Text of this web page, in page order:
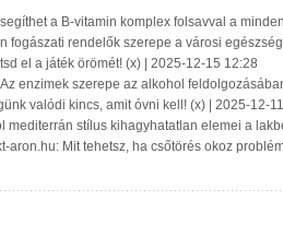
a B-vitamin komplex folsavval a
fogászati rendelők szerepe a városi
el a játék örömét! (x) | 2025-12-15 12:28
enzimek szerepe az alkohol
valódi kincs, amit óvni kell! (x) | 2025-12-
mediterrán stílus kihagyhatatlan elemei a
aron.hu: Mit tehetsz, ha csőtörés okoz